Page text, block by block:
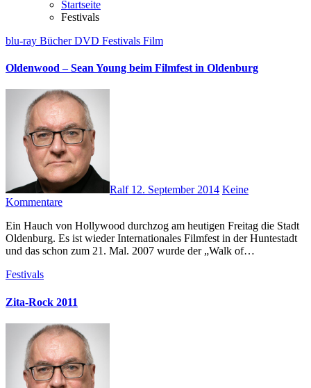
Startseite
Festivals
blu-ray BücherDVD Festivals Film
Oldenwood – Sean Young beim Filmfest in Oldenburg
Ralf 12. September 2014 Keine
Kommentare
Ein Hauch von Hollywood durchzog am heutigen Freitag die Stadt
Oldenburg. Es ist wieder Internationales Filmfest in der Huntestadt
und das schon zum 21. Mal. 2007 wurde der „Walk of…
Festivals
Zita-Rock 2011